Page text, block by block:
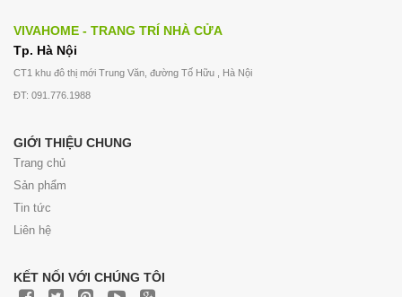
VIVAHOME - TRANG TRÍ NHÀ CỬA
Tp. Hà Nội
CT1 khu đô thị mới Trung Văn, đường Tố Hữu , Hà Nội
ĐT: 091.776.1988
GIỚI THIỆU CHUNG
Trang chủ
Sản phẩm
Tin tức
Liên hệ
KẾT NỐI VỚI CHÚNG TÔI